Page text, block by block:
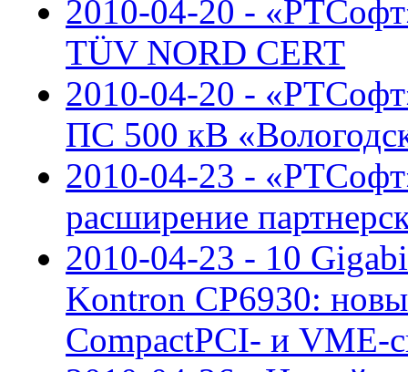
2010-04-20 -
TÜV NORD CERT
2010-04-20 -
ПС 500 кВ
2010-04-23 -
расширение
2010-04-23 - 10
Kontron CP6930:
CompactPCI- и VME-